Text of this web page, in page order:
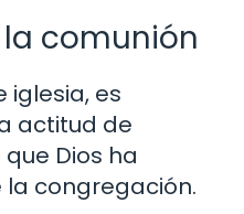
comunión
iglesia, es
actitud de
Dios ha
la congregación.